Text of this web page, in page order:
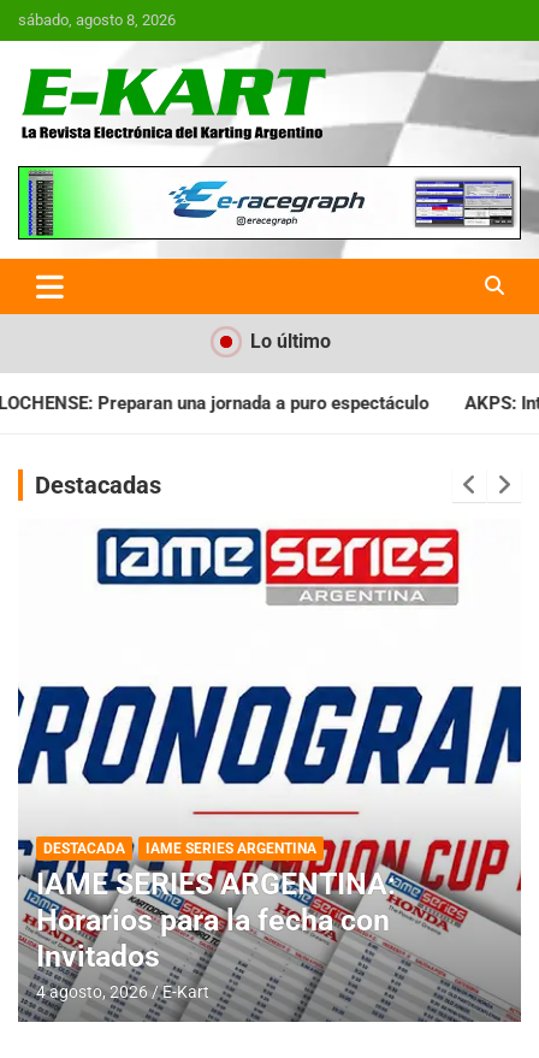
Saltar
al
sábado, agosto 8, 2026
E-Kart.com.ar | La Revista
Electrónica del Karting en
Argentina
Lo último
a puro espectáculo AKPS: Intervino la IGJ y oficializó el
Destacadas
DESTACADA IAME SERIES ARGENTINA
IAME SERIES ARGENTINA:
Horarios para la fecha con
Invitados
4 agosto, 2026 E-Kart